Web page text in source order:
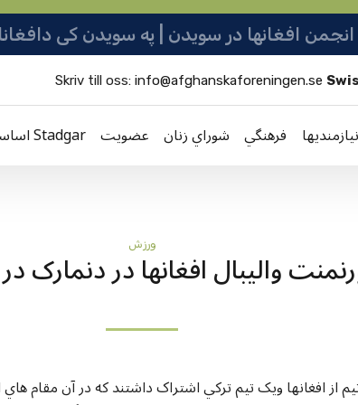
Skriv till oss: info@afghanskaforeningen.se
اساسنامه Stadgar عضویت شوراي زنان فرهنگي نيازمنديها
ورزش
واليبال افغانها در دنمارک
تورنمنت 11 تيم از افغانها ويک تيم ترکي اشتراک داشتند که در آن